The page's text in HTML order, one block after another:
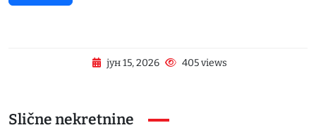
јун 15, 2026 405 views
Slične nekretnine